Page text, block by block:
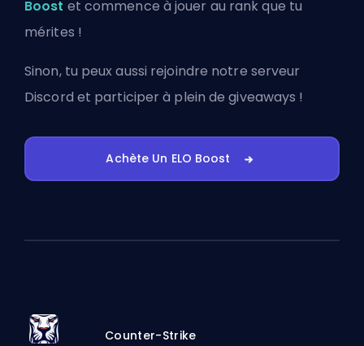
Boost et commence à jouer au rank que tu
mérites !
Sinon, tu peux aussi rejoindre notre serveur
Discord et participer à plein de giveaways !
Achète Un ELO Boost
Counter-Strike